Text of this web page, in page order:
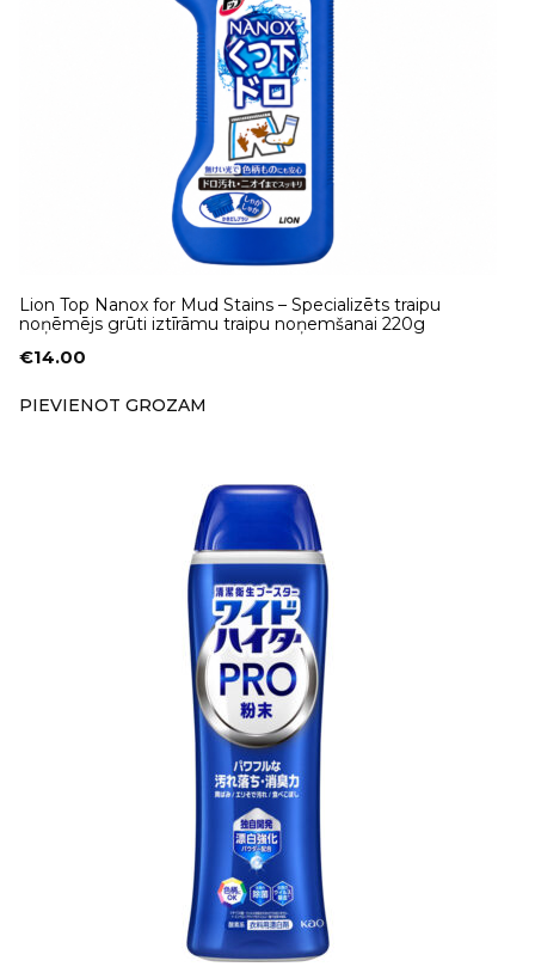
Lion Top Nanox for Mud Stains – Specializēts traipu
noņēmējs grūti iztīrāmu traipu noņemšanai 220g
€14.00
PIEVIENOT GROZAM